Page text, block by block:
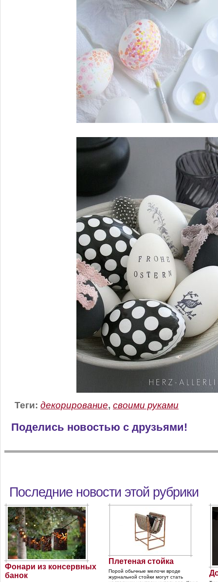
Теги: декорирование, своими руками
Поделись новостью с друзьями!
Последние новости этой рубрики
Фонари из консервных
банок
Плетеная стойка
Порой обычные мелочи вроде
журнальной стойки могут стать